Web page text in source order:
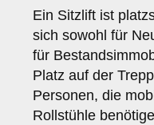
Ein Sitzlift ist
sich sowohl für
für
Platz auf der
Personen, die
Rollstühle